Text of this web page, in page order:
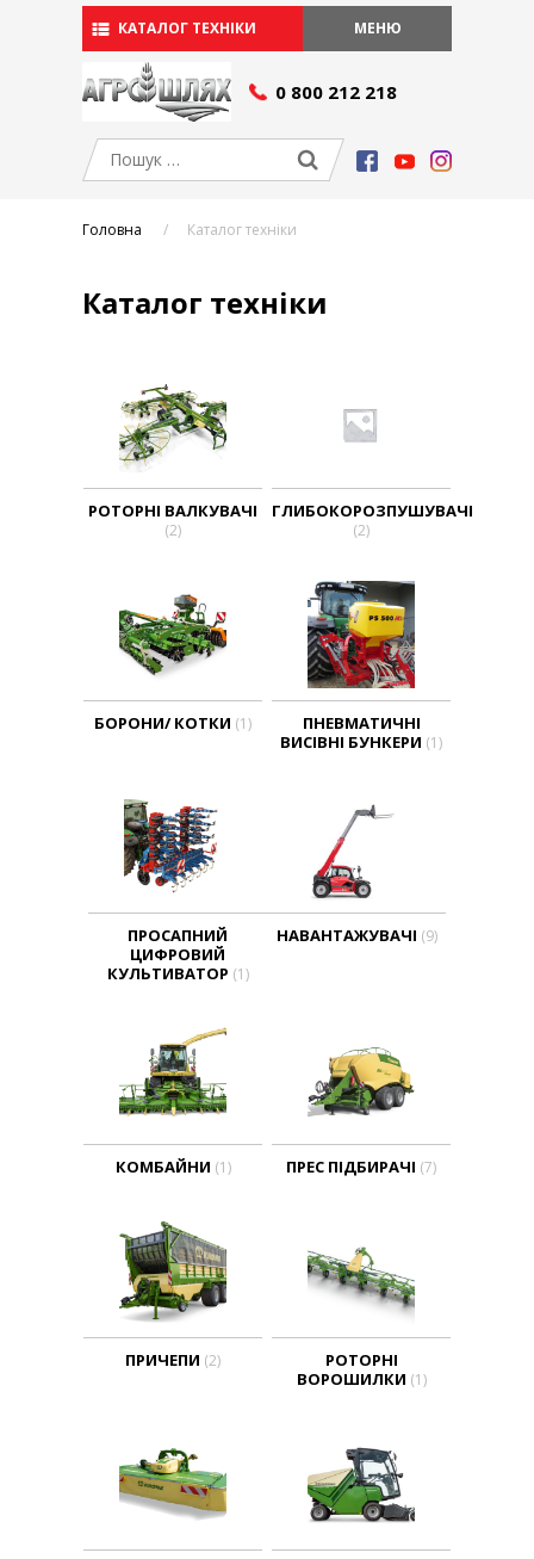
0 800 212 218
МЕНЮ
КАТАЛОГ ТЕХНІКИ
СЕРВІС І ЗАПЧАСТИНИ
Сервіс
АКЦІЇ
Умови фінансування
Вакансії
РУ
УКР
Головна Каталог техніки
Каталог техніки
РОТОРНІ ВАЛКУВАЧІ
(2)
ГЛИБОКОРОЗПУШУВАЧІ
(2)
БОРОНИ/ КОТКИ (1)
ПНЕВМАТИЧНІ
ВИСІВНІ БУНКЕРИ (1)
ПРОСАПНИЙ
ЦИФРОВИЙ
КУЛЬТИВАТОР (1)
НАВАНТАЖУВАЧІ (9)
КОМБАЙНИ (1) ПРЕС ПІДБИРАЧІ (7)
ПРИЧЕПИ (2)
РОТОРНІ
ВОРОШИЛКИ (1)